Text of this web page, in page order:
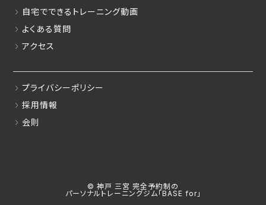
自宅でできるトレーニング動画
よくある質問
アクセス
プライバシーポリシー
採用情報
会則
© 神戸 三宮 完全予約制の
パーソナルトレーニングジム「BASE for」